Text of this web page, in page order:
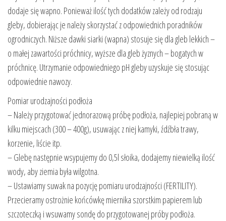
dodaje się wapno. Ponieważ ilość tych dodatków zależy od rodzaju
gleby, dobierając je należy skorzystać z odpowiednich poradników
ogrodniczych. Niższe dawki siarki (wapna) stosuje się dla gleb lekkich –
o małej zawartości próchnicy, wyższe dla gleb żyznych – bogatych w
próchnicę. Utrzymanie odpowiedniego pH gleby uzyskuje się stosując
odpowiednie nawozy.
Pomiar urodzajności podłoża
– Należy przygotować jednorazową próbę podłoża, najlepiej pobraną w
kilku miejscach (300 – 400g), usuwając z niej kamyki, źdźbła trawy,
korzenie, liście itp.
– Glebę następnie wsypujemy do 0,5l słoika, dodajemy niewielką ilość
wody, aby ziemia była wilgotna.
– Ustawiamy suwak na pozycję pomiaru urodzajności (FERTILITY).
Przecieramy ostrożnie końcówkę miernika szorstkim papierem lub
szczoteczką i wsuwamy sondę do przygotowanej próby podłoża.